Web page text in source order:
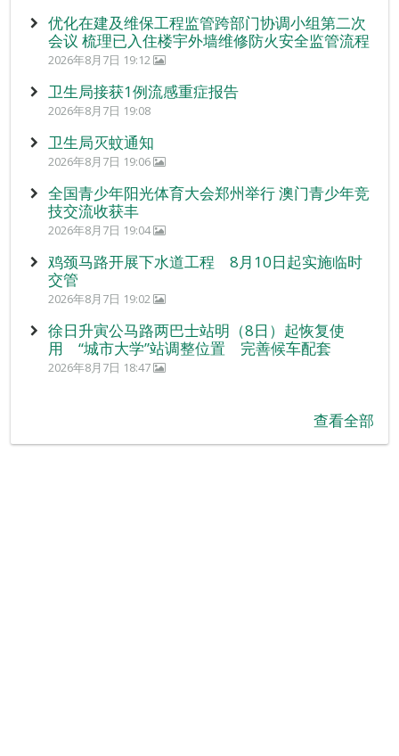
优化在建及维保工程监管跨部门协调小组第二次
会议 梳理已入住楼宇外墙维修防火安全监管流程
2026年8月7日 19:12
卫生局接获1例流感重症报告
2026年8月7日 19:08
卫生局灭蚊通知
2026年8月7日 19:06
全国青少年阳光体育大会郑州举行 澳门青少年竞
技交流收获丰
2026年8月7日 19:04
鸡颈马路开展下水道工程 8月10日起实施临时
交管
2026年8月7日 19:02
徐日升寅公马路两巴士站明（8日）起恢复使
用 “城市大学”站调整位置 完善候车配套
2026年8月7日 18:47
查看全部